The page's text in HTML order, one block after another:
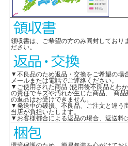
領収書は、ご希望の方のみ同封しており
ださい。
▼不良品のため返品・交換をご希望の
メールまたは電話でご連絡ください。
▼ご使用された商品 (使用後不良品とわ
の責任でキズや汚れが生じた商品、 商
の返品はお受けできません。
▼発送中の破損、不良品、ご注文と違う
当店が負担いたします。
▼お客様都合による返品の場合、返送料